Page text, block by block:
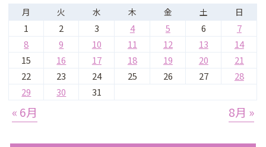
月 火 水 木 金 土 日
1 2 3 4 5 6
7
8
9 10 11 12 13
14
15
16 17 18 19 20
21
22
23 24 25 26 27
28
29
30 31
« 6月 8月 »